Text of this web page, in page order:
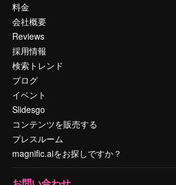
料金
会社概要
Reviews
採用情報
検索トレンド
ブログ
イベント
Slidesgo
コンテンツを販売する
プレスルーム
magnific.aiをお探しですか？